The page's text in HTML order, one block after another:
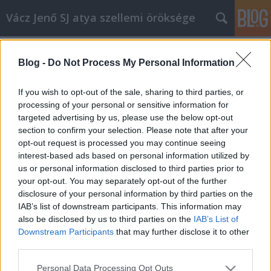
Blog - Do Not Process My Personal Information
If you wish to opt-out of the sale, sharing to third parties, or
processing of your personal or sensitive information for
targeted advertising by us, please use the below opt-out
section to confirm your selection. Please note that after your
opt-out request is processed you may continue seeing
interest-based ads based on personal information utilized by
us or personal information disclosed to third parties prior to
your opt-out. You may separately opt-out of the further
disclosure of your personal information by third parties on the
IAB’s list of downstream participants. This information may
also be disclosed by us to third parties on the IAB’s List of
Downstream Participants that may further disclose it to other
Please note that this website/app uses one or more Google
Personal Data Processing Opt Outs
Vácz Jenő SJ atya szellemi öröksége
vaczjenosjadmin• 2012. augusztus 25.
Augusztus 26., évközi huszonegyedik vasárnap,
helyettesítő szöveg (B egyházi év) (Erre a vasárnapra
nincs az archívumban prédikáció.Helyette egy 1987-
ben, Anthony de Mello könyve alapján
tartott,Ábrahámról szóló lelkigyakorlat negyedik
részletét közöljük.További részek:…
Ábrahám 3.